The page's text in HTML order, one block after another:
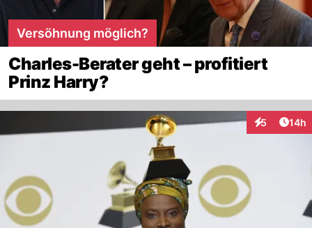
Versöhnung möglich?
Charles-Berater geht – profitiert
Prinz Harry?
5
Interaktionen
14h